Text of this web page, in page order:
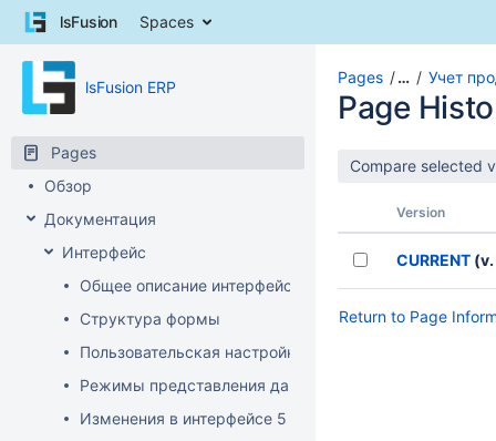
Skip
breadcrumbs
Skip
header
lsFusion Spaces
lsFusion ERP
Pages
Обзор
Документация
Интерфейс
Общее описание интерфейса клиента
Структура формы
Пользовательская настройка интерфейса
Режимы представления данных
Изменения в интерфейсе 5 версии платформы
Pages … Учет
Page
Version
CURRENT (v.
Return to Page